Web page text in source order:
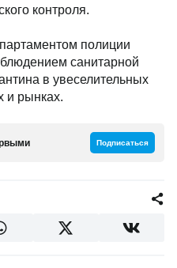
контроля.
полиции
санитарной
в увеселительных
и рынках.
Подписаться